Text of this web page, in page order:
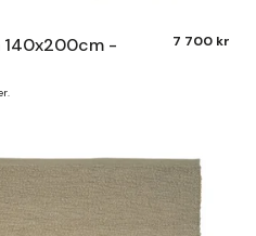
140x200cm -
7 700 kr